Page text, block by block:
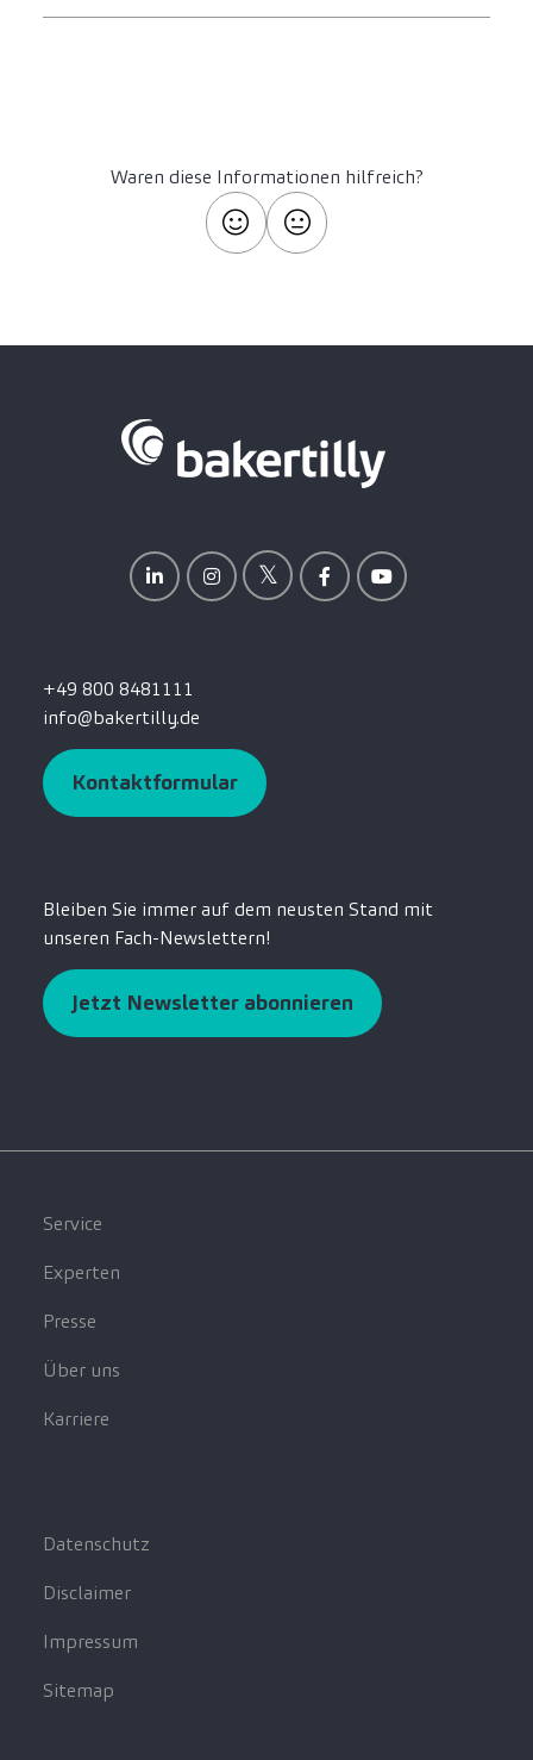
Waren diese Informationen hilfreich?
+49 800 8481111
info@bakertilly.de
Kontaktformular
Bleiben Sie immer auf dem neusten Stand mit
unseren Fach-Newslettern!
Jetzt Newsletter abonnieren
Service
Experten
Presse
Über uns
Karriere
Datenschutz
Disclaimer
Impressum
Sitemap